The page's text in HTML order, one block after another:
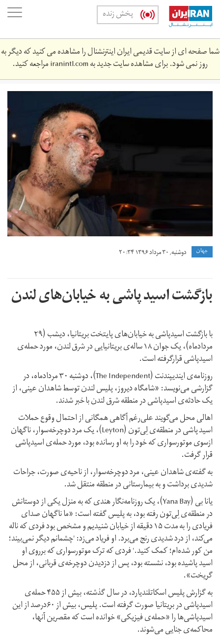
Skip
main
content
پخش زنده
شما صفحه ای از سایت قدیمی ایران اینترنشنال را مشاهده می کنید که دیگر به
روز نمی شود. برای مشاهده سایت جدید بهiranintl.comمراجعه کنید.
muslim-
man-
injuries-
by-
teenagers-
in-
london-
1479359106-
جهان دوشنبه, ۳۰ مرداد ۱۳۹۶ ۲۰:۳۴
بازگشت اسید پاشی به خیابان‌های لندن
با بازگشت اسیدپاشی به خیابان‌های پایتخت بریتانیا، دیشب (۲۹
مردادماه)، یک جوان ۱۸ ساله‌ی بریتانیایی در شرق لندن، مورد حمله‌ی
اسیدپاشی قرارگرفته است.
روزنامه‌ی ایندیپندنت (The Independent)، دوشنبه ۳۰ مردادماه، در
گزارشی می‌نویسد: «شامگاه دیروز، پلیس لندن توسط شاهدان عینی، از
یک حادثه‌ی اسیدپاشی در منطقه شرق لندن با خبر شدند.
اهالی محل می‌گویند علی‌رغم آگاهی همگانی از احتمال وقوع حملات
اسید پاشی در منطقه‌ی لِی‌تون (Leyton)، یک مرد دوچرخه‌سوار، ناگهان
ازسوی موتورسواری که خود را به او رسانده بود، مورد حمله‌ی اسیدپاشی
قرار گرفت.
به گفته‌ی شاهدان عینی، مرد دوچرخه‌سوار، از ناحیه‌ی صورت، جراحات
شدیدی برداشت و به بیمارستانی در منطقه منتقل شد.
یانا بی (Yana Bay)، یک روزنامه‌نگار هندی که به منزل یکی از دوستانش
در منطقه‌ی لِی‌تون رفته بود، به پلیس گفته است: «ما ناگهان صدای
فریادی را به مدت ۱۵ دقیقه از خیابان شنیدیم و مشخص بود فردی که ناله
می‌کند، از درد شدیدی رنج می‌برد. او فریاد می‌زد: 'چشمانم دیگر نمی‌بیند؛
من کور شده‌ام؛ کمک کنید.' فردی که ترک موتورسواری که برروی او
اسید پاشیده بود، نشسته بود، پس از دزدیدن دوچرخه‌ی قربانی، از محل
گریخت».
به گزارش پلیس اسکاتلندیارد، در سال گذشته، بیش از ۴۵۵ حمله‌ی
اسیدپاشی در بریتانیا صورت گرفته است. پلیس، بیش از ۶۰درصد از این
اسیدپاشی‌ها را «حمله‌ی فیزیکی» خوانده است که مقصرین آنها،
محاکمه‌ی جنایی می‌شوند.